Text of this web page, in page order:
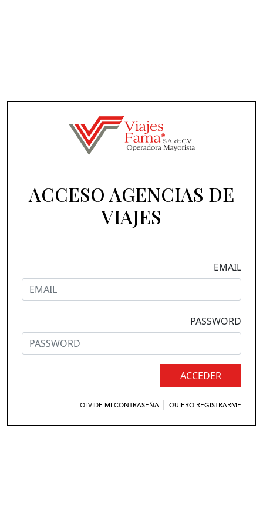
ACCESO AGENCIAS DE
VIAJES
EMAIL
PASSWORD
ACCEDER
OLVIDE MI CONTRASEÑA | QUIERO REGISTRARME